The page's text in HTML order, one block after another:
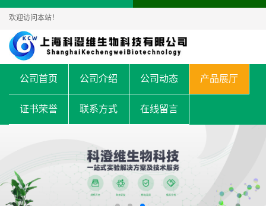
欢迎访问本站！
公司首页 公司介绍 公司动态 产品展厅
证书荣誉 联系方式 在线留言